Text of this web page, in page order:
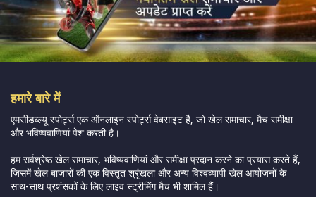
हमारे बारे में
एमसीडब्ल्यू स्पोर्ट्स एक ऑनलाइन स्पोर्ट्स वेबसाइट है, जो खेल समाचार, मैच समीक्षा
और भविष्यवाणियां पेश करती है।
हम सर्वश्रेष्ठ खेल समाचार, भविष्यवाणियां और समीक्षा प्रदान करने का प्रयास करते हैं,
जिसमें खेल बाजारों की एक विस्तृत श्रृंखला और अन्य विश्वव्यापी खेल आयोजनों के
साथ-साथ प्रशंसकों के लिए लाइव स्ट्रीमिंग मैच भी शामिल हैं।